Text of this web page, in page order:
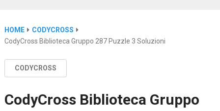
HOME
CODYCROSS
CodyCross Biblioteca Gruppo 287 Puzzle 3 Soluzioni
CODYCROSS
CodyCross Biblioteca Gruppo